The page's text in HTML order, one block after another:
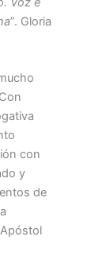
”. Gloria
con
y
de